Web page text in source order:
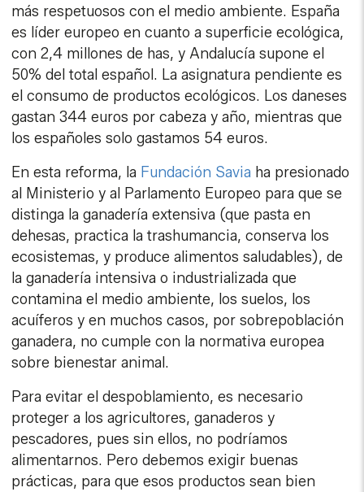
más respetuosos con el medio ambiente. España
es líder europeo en cuanto a superficie ecológica,
con 2,4 millones de has, y Andalucía supone el
50% del total español. La asignatura pendiente es
el consumo de productos ecológicos. Los daneses
gastan 344 euros por cabeza y año, mientras que
los españoles solo gastamos 54 euros.
En esta reforma, la Fundación Savia ha presionado
al Ministerio y al Parlamento Europeo para que se
distinga la ganadería extensiva (que pasta en
dehesas, practica la trashumancia, conserva los
ecosistemas, y produce alimentos saludables), de
la ganadería intensiva o industrializada que
contamina el medio ambiente, los suelos, los
acuíferos y en muchos casos, por sobrepoblación
ganadera, no cumple con la normativa europea
sobre bienestar animal.
Para evitar el despoblamiento, es necesario
proteger a los agricultores, ganaderos y
pescadores, pues sin ellos, no podríamos
alimentarnos. Pero debemos exigir buenas
prácticas, para que esos productos sean bien